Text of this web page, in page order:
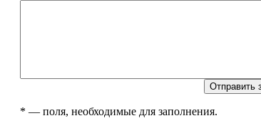
* — поля, необходимые для заполнения.